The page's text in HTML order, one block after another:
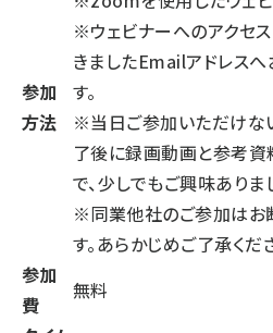
参加
方法
※ウェビナーへのアクセ
きましたEmailアドレス
す。
※当日ご参加いただけな
了後に録画動画と参考資
で、少しでもご興味ありま
※同業他社のご参加はお
す。あらかじめご了承くだ
参加
費
無料